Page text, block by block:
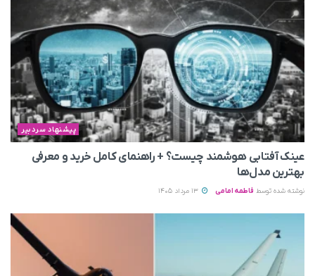
پیشنهاد سردبیر
عینک آفتابی هوشمند چیست؟ + راهنمای کامل خرید و معرفی
بهترین مدل‌ها
نوشته شده توسط فاطمه امامی